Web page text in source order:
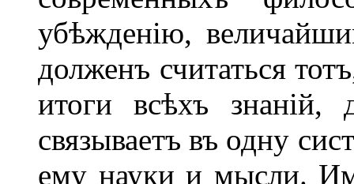
убѣжденію,
долженъ считаться
итоги всѣхъ
связываетъ въ одну
ему науки и мысли.